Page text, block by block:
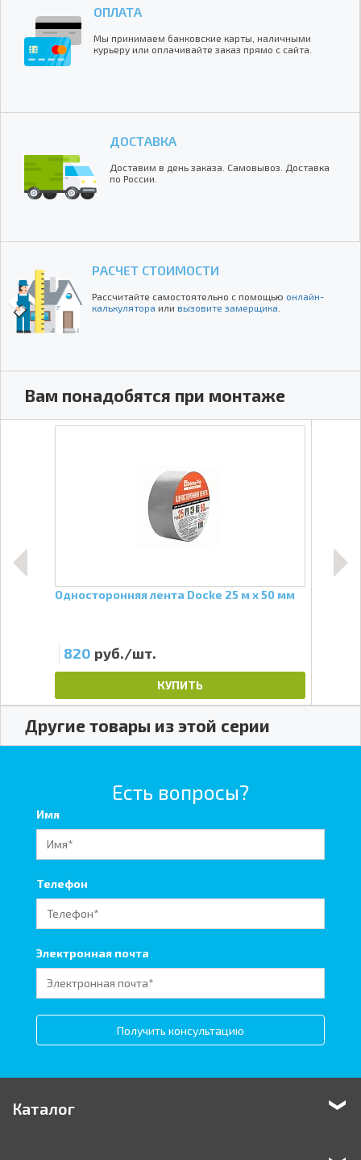
ОПЛАТА
Мы принимаем банковские карты, наличными
курьеру или оплачивайте заказ прямо с сайта.
ДОСТАВКА
Доставим в день заказа. Самовывоз. Доставка
по России.
РАСЧЕТ СТОИМОСТИ
Рассчитайте самостоятельно с помощью онлайн-
калькулятора или вызовите замерщика
Вам понадобятся при монтаже
Односторонняя лента Docke 25 м х 50 мм
820 руб./шт.
КУПИТЬ
Другие товары из этой серии
Есть вопросы?
Имя
Телефон
Электронная почта
Получить консультацию
Каталог